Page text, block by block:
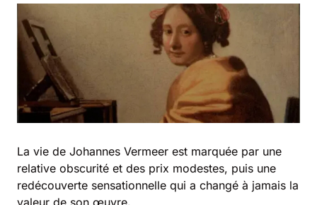
La vie de Johannes Vermeer est marquée par une
relative obscurité et des prix modestes, puis une
redécouverte sensationnelle qui a changé à jamais la
valeur de son œuvre.